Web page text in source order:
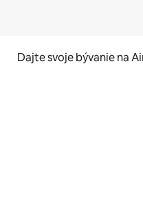
Dajte svoje bývanie na